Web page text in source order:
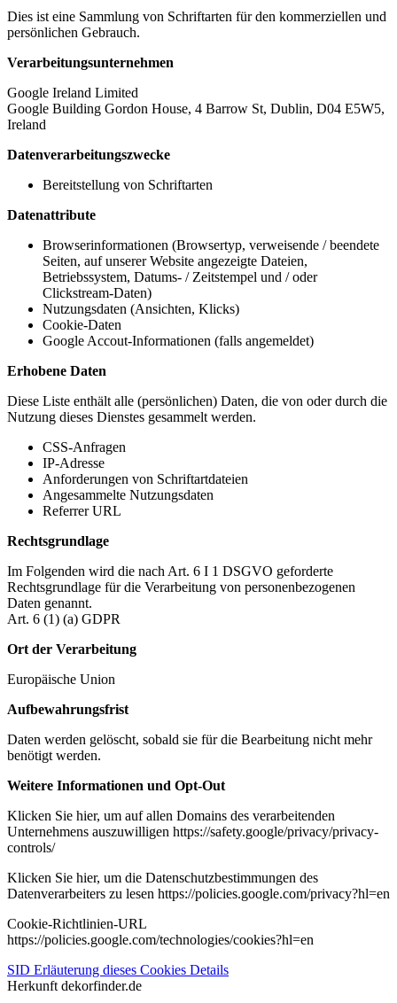
Dies ist eine Sammlung von Schriftarten für den kommerziellen und
persönlichen Gebrauch.
Verarbeitungsunternehmen
Google Ireland Limited
Google Building Gordon House, 4 Barrow St, Dublin, D04 E5W5,
Ireland
Datenverarbeitungszwecke
Bereitstellung von Schriftarten
Datenattribute
Browserinformationen (Browsertyp, verweisende / beendete
Seiten, auf unserer Website angezeigte Dateien,
Betriebssystem, Datums- / Zeitstempel und / oder
Clickstream-Daten)
Nutzungsdaten (Ansichten, Klicks)
Cookie-Daten
Google Accout-Informationen (falls angemeldet)
Erhobene Daten
Diese Liste enthält alle (persönlichen) Daten, die von oder durch die
Nutzung dieses Dienstes gesammelt werden.
CSS-Anfragen
IP-Adresse
Anforderungen von Schriftartdateien
Angesammelte Nutzungsdaten
Referrer URL
Rechtsgrundlage
Im Folgenden wird die nach Art. 6 I 1 DSGVO geforderte
Rechtsgrundlage für die Verarbeitung von personenbezogenen
Daten genannt.
Art. 6 (1) (a) GDPR
Ort der Verarbeitung
Europäische Union
Aufbewahrungsfrist
Daten werden gelöscht, sobald sie für die Bearbeitung nicht mehr
benötigt werden.
Weitere Informationen und Opt-Out
Klicken Sie hier, um auf allen Domains des verarbeitenden
Unternehmens auszuwilligen https://safety.google/privacy/privacy-
controls/
Klicken Sie hier, um die Datenschutzbestimmungen des
Datenverarbeiters zu lesen https://policies.google.com/privacy?hl=en
Cookie-Richtlinien-URL
https://policies.google.com/technologies/cookies?hl=en
SID Erläuterung dieses Cookies Details
Herkunft dekorfinder.de